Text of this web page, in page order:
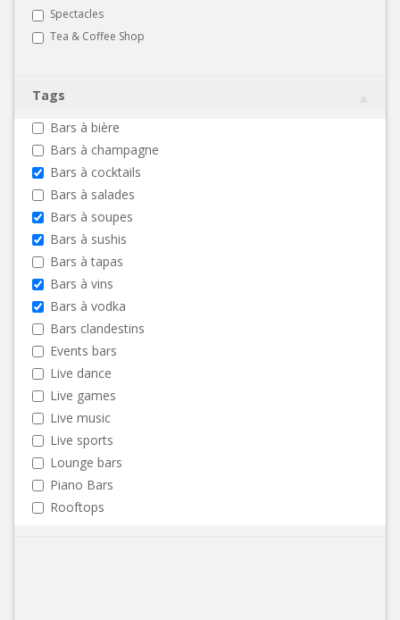
Spectacles
Tea & Coffee Shop
Tags
Bars à bière
Bars à champagne
Bars à cocktails
Bars à salades
Bars à soupes
Bars à sushis
Bars à tapas
Bars à vins
Bars à vodka
Bars clandestins
Events bars
Live dance
Live games
Live music
Live sports
Lounge bars
Piano Bars
Rooftops